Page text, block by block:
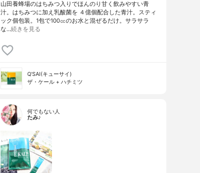
山田養蜂場のはちみつ入りでほんのり甘く飲みやすい青
汁。はちみつに加え乳酸菌を ４億個配合した青汁。スティ
ック個包装。1包で100㏄のお水と混ぜるだけ。サラサラ
な…続きを見る
Q’SAI(キューサイ)
ザ・ケール + ハチミツ
何でもない人
たみ♪